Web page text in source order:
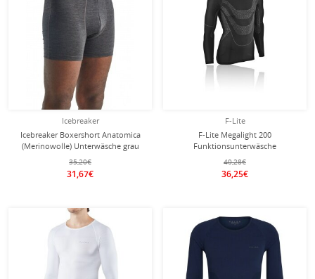
Icebreaker
Icebreaker Boxershort Anatomica
(Merinowolle) Unterwäsche grau
Herren
35,20€
31,67€
F-Lite
F-Lite Megalight 200
Funktionsunterwäsche
Langarmshirt (optimale
Thermoregulation) schwarz Herren
40,28€
36,25€